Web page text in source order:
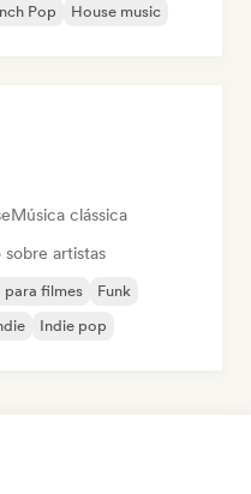
Pop House music
Música clássica
artistas
para filmes
Funk
Indie pop